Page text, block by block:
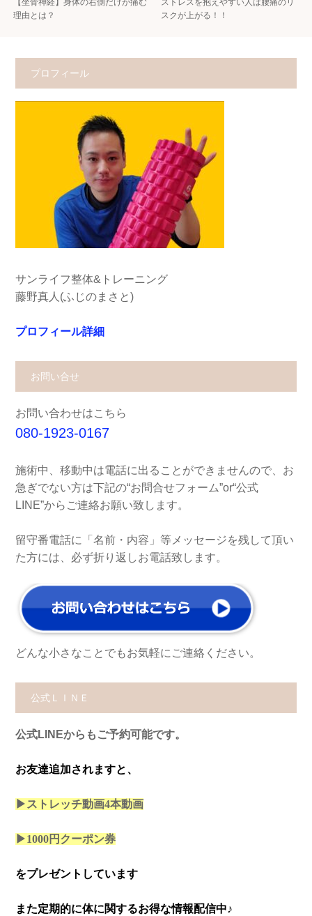
【坐骨神経】身体の右側だけが痛む
理由とは？
ストレスを抱えやすい人は腰痛のリ
スクが上がる！！
プロフィール
サンライフ整体&トレーニング
藤野真人(ふじのまさと)
プロフィール詳細
お問い合せ
お問い合わせはこちら
080-1923-0167
施術中、移動中は電話に出ることができませんので、お
急ぎでない方は下記の“お問合せフォーム”or“公式
LINE”からご連絡お願い致します。
留守番電話に「名前・内容」等メッセージを残して頂い
た方には、必ず折り返しお電話致します。
どんな小さなことでもお気軽にご連絡ください。
公式ＬＩＮＥ
公式LINEからもご予約可能です。
お友達追加されますと、
▶ストレッチ動画4本動画
▶1000円クーポン券
をプレゼントしています
また定期的に体に関するお得な情報配信中♪